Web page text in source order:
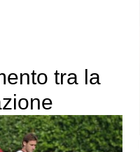
tra la